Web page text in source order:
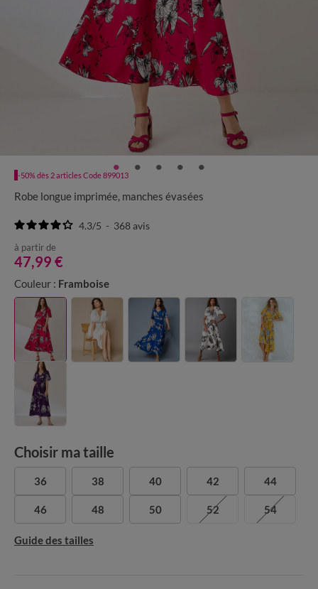
-50% dès 2 articles Code 899013
Robe longue imprimée, manches évasées
4.3/5 - 368avis
à partir de
47,99 €
Couleur : Framboise
Choisir ma taille
36 38 40 42 44
46 48 50 52 54
Guide des tailles